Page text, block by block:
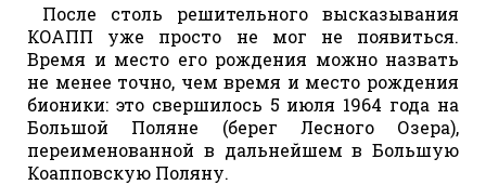
После столь решительного высказывания
КОАПП уже просто не мог не появиться.
Время и место его рождения можно назвать
не менее точно, чем время и место рождения
бионики: это свершилось 5 июля 1964 года на
Большой Поляне (берег Лесного Озера),
переименованной в дальнейшем в Большую
Коапповскую Поляну.